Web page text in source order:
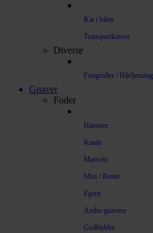
Kat i bilen
Transportkasser
Diverse
Fnugruller / Hårfjerning
Gnaver
Foder
Hamster
Kanin
Marsvin
Mus / Rotter
Egern
Andre gnavere
Godbidder